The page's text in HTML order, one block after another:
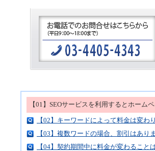
【01】SEOサービスを利用するとホーム
【02】キーワードによって料金は変わ
【03】複数ワードの場合、割引はあり
【04】契約期間中に料金が変わること